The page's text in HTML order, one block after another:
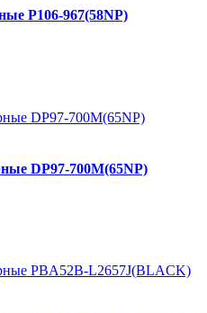
P106-967(58NP)
DP97-700M(65NP)